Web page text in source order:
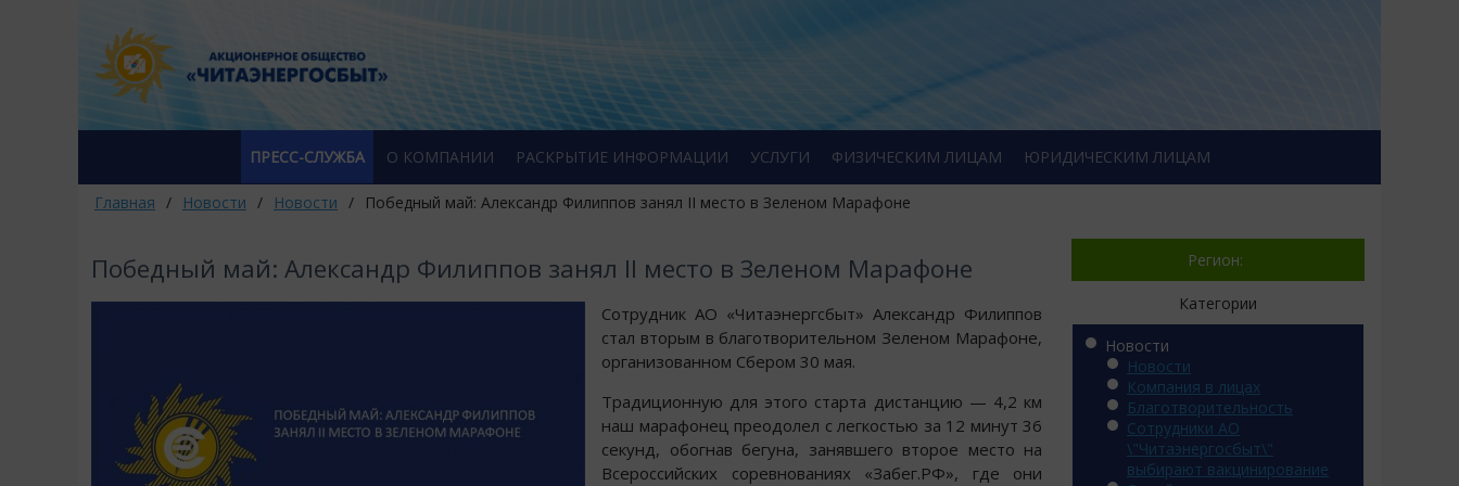
ПРЕСС-СЛУЖБА О КОМПАНИИ РАСКРЫТИЕ ИНФОРМАЦИИ УСЛУГИ ФИЗИЧЕСКИМ ЛИЦАМ ЮРИДИЧЕСКИМ ЛИЦАМ
Главная / Новости / Новости / ​Победный май: Александр Филиппов занял II место в Зеленом Марафоне
​Победный май: Александр Филиппов занял II место в Зеленом Марафоне
Сотрудник АО «Читаэнергсбыт» Александр Филиппов
стал вторым в благотворительном Зеленом Марафоне,
организованном Сбером 30 мая.
Традиционную для этого старта дистанцию — 4,2 км
наш марафонец преодолел с легкостью за 12 минут 36
секунд, обогнав бегуна, занявшего второе место на
Всероссийских соревнованиях «Забег.РФ», где они
Регион:
Категории
Новости
Новости
Компания в лицах
Благотворительность
Сотрудники АО
\"Читаэнергосбыт\"
выбирают вакцинирование